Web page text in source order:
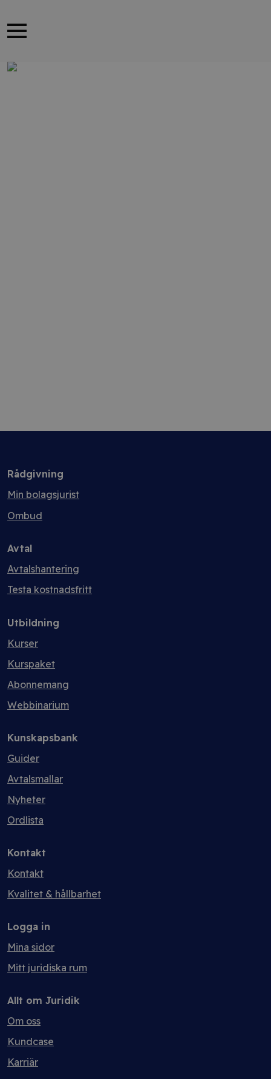
Rådgivning
Min bolagsjurist
Ombud
Avtal
Avtalshantering
Testa kostnadsfritt
Utbildning
Kurser
Kurspaket
Abonnemang
Webbinarium
Kunskapsbank
Guider
Avtalsmallar
Nyheter
Ordlista
Kontakt
Kontakt
Kvalitet & hållbarhet
Logga in
Mina sidor
Mitt juridiska rum
Allt om Juridik
Om oss
Kundcase
Karriär